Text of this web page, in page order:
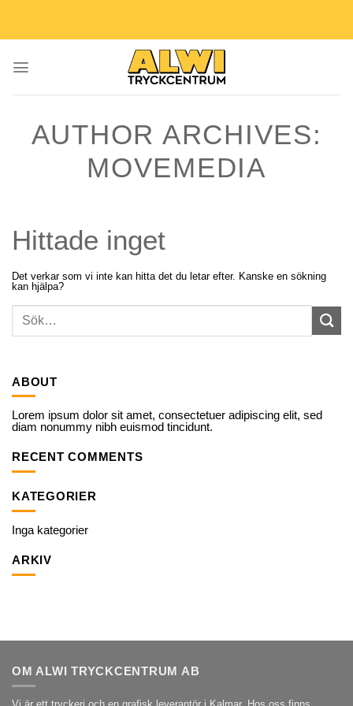
AUTHOR ARCHIVES:
MOVEMEDIA
Hittade inget
Det verkar som vi inte kan hitta det du letar efter. Kanske en sökning
kan hjälpa?
ABOUT
Lorem ipsum dolor sit amet, consectetuer adipiscing elit, sed
diam nonummy nibh euismod tincidunt.
RECENT COMMENTS
KATEGORIER
Inga kategorier
ARKIV
OM ALWI TRYCKCENTRUM AB